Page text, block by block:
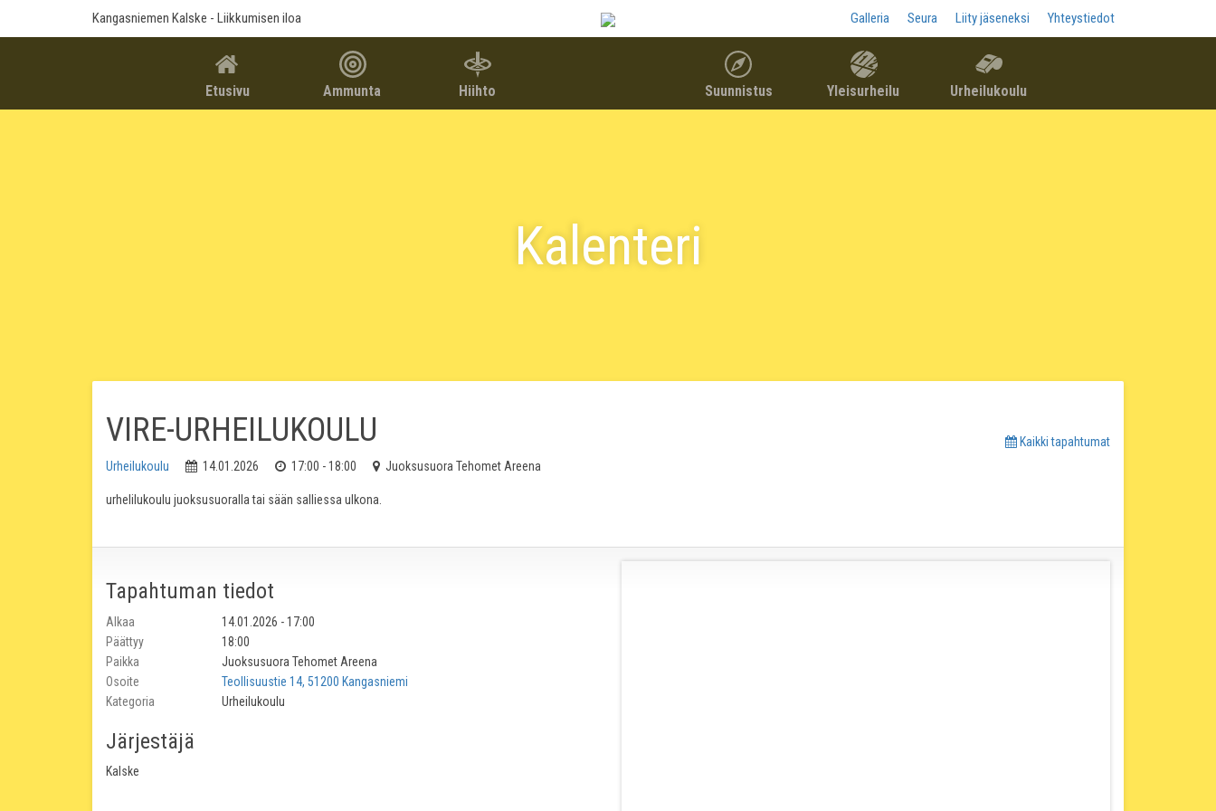
Kangasniemen Kalske - Liikkumisen iloa Galleria Seura Liity jäseneksi Yhteystiedot
Etusivu Ammunta Hiihto Suunnistus Yleisurheilu Urheilukoulu
Kalenteri
Kaikki tapahtumat
VIRE-URHEILUKOULU
Urheilukoulu 14.01.2026 17:00 - 18:00 Juoksusuora Tehomet Areena
urhelilukoulu juoksusuoralla tai sään salliessa ulkona.
Tapahtuman tiedot
Alkaa
14.01.2026 - 17:00
Päättyy
18:00
Paikka
Juoksusuora Tehomet Areena
Osoite
Teollisuustie 14, 51200 Kangasniemi
Kategoria
Urheilukoulu
Järjestäjä
Kalske